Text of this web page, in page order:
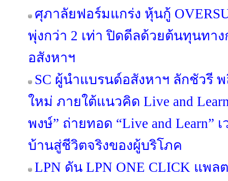
ศุภาลัยฟอร์มแกร่ง หุ้นกู้
พุ่งกว่า 2 เท่า ปิดดีลด้วยต้นทุนทา
อสังหาฯ
SC ผู้นำแบรนด์อสังหาฯ ลักชัวรี
ใหม่ ภายใต้แนวคิด Live and
พงษ์” ถ่ายทอด “Live and Learn”
บ้านสู่ชีวิตจริงของผู้บริโภค
LPN ดัน LPN ONE CLICK แพ